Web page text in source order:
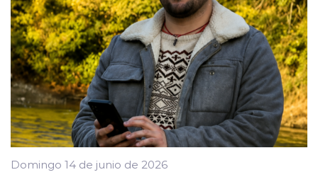
Domingo 14 de junio de 2026